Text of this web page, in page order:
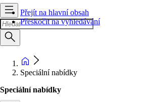
Přejít na hlavní obsah
Přeskočit na vyhledávání
Speciální nabídky
Speciální nabídky